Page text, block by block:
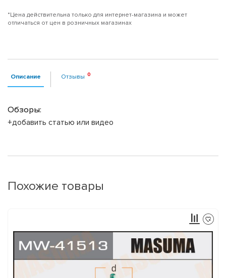
*Цена действительна только для интернет-магазина и может
отличаться от цен в розничных магазинах
Описание Отзывы
Обзоры:
+добавить статью или видео
Похожие товары